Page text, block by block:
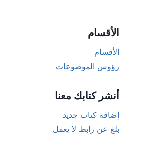
الأقسام
الأقسام
رؤوس الموضوعات
أنشر كتابك معنا
إضافة كتاب جديد
بلغ عن رابط لا يعمل